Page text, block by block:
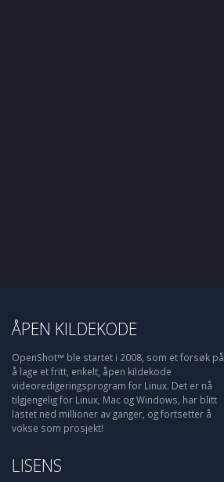
ÅPEN KILDEKODE
OpenShot™ ble startet i 2008, som et forsøk på
å lage et fritt, enkelt, åpen kildekode
videoredigeringsprogram for Linux. Det er nå
tilgjengelig for Linux, Mac og Windows, har blitt
lastet ned millioner av ganger, og fortsetter å
vokse som prosjekt!
LISENS